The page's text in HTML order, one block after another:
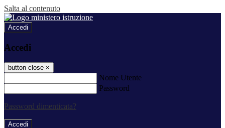
Salta al contenuto
Accedi
Accedi
button close ×
Nome Utente
Password
Password dimenticata?